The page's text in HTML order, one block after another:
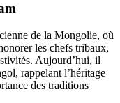
de la Mongolie, où
les chefs tribaux,
Aujourd’hui, il
rappelant l’héritage
des traditions